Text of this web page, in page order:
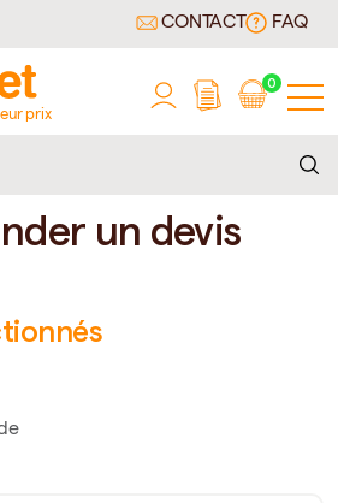
CONTACT FAQ
prix
0
un devis